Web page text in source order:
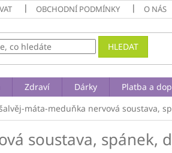
OBCHODNÍ PODMÍNKY O NÁS
HLEDAT
Zdraví Dárky Platba a
máta-meduňka nervová soustava,
soustava, spánek,